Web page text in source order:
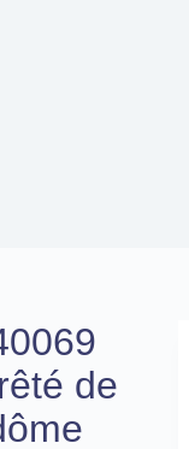
de